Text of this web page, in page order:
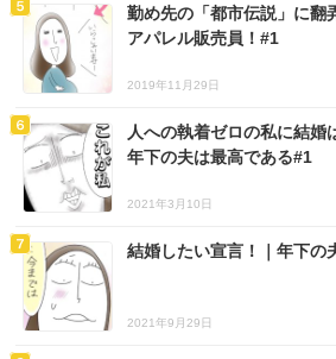
勤め先の「都市伝説」に翻
アパレル販売員！#1
2019年11月29日
人への執着ゼロの私に結婚
年下の夫は最高である#1
2021年3月10日
結婚したい宣言！｜年下の
2021年9月29日